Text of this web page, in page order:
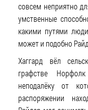
совсем неприятно
умственные
какими путями
может и подобно
Хаггард вёл
графстве
неподалёку от
распоряжении